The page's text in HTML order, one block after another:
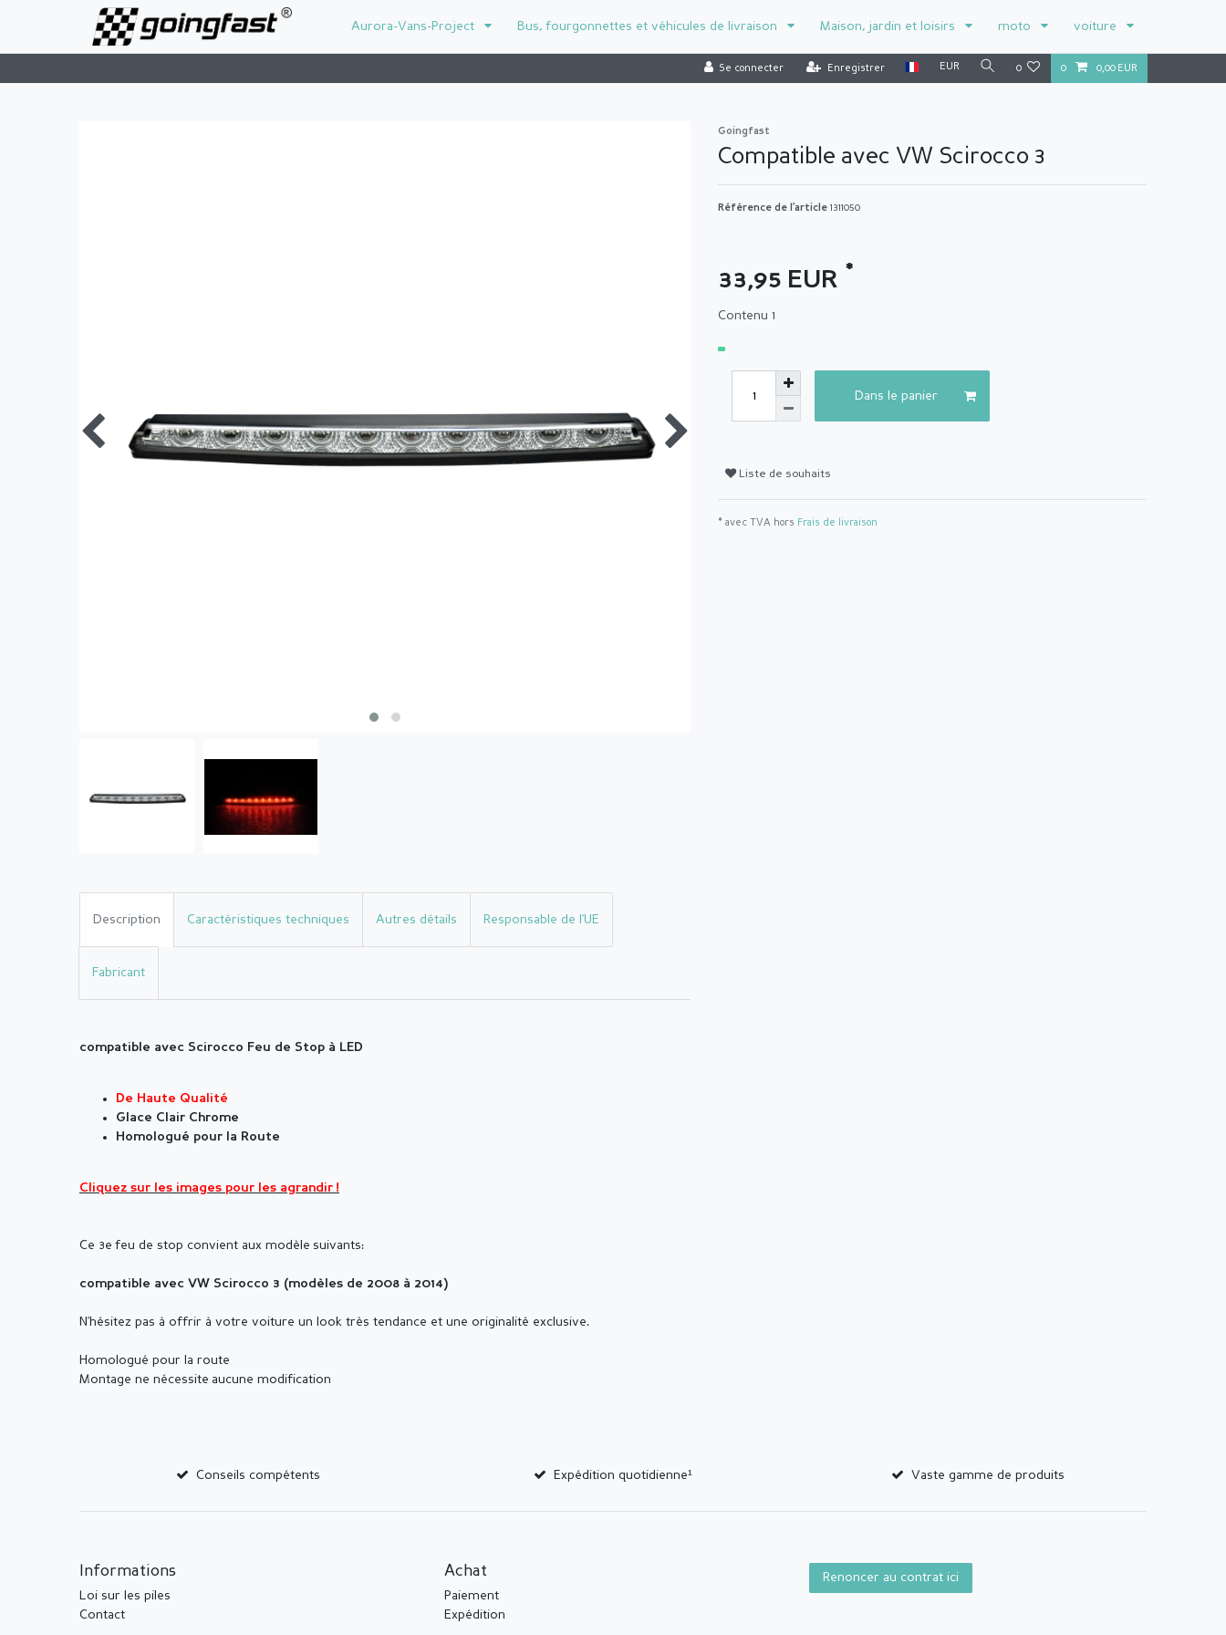
Aurora-Vans-Project Bus, fourgonnettes et véhicules de livraison Maison, jardin et loisirs moto voiture
Se connecter Enregistrer EUR 0 0 0,00 EUR
Goingfast
Compatible avec VW Scirocco 3
Référence de l’article 1311050
33,95 EUR *
Contenu 1
Dans le panier
Liste de souhaits
* avec TVA hors Frais de livraison
Description Caractéristiques techniques Autres détails Responsable de l'UE
Fabricant
compatible avec Scirocco Feu de Stop à LED
De Haute Qualité
Glace Clair Chrome
Homologué pour la Route
Cliquez sur les images pour les agrandir !
Ce 3e feu de stop convient aux modèle suivants:
compatible avec VW Scirocco 3 (modèles de 2008 à 2014)
N'hésitez pas à offrir à votre voiture un look très tendance et une originalité exclusive.
Homologué pour la route
Montage ne nécessite aucune modification
Conseils compétents Expédition quotidienne¹ Vaste gamme de produits
Informations
Loi sur les piles
Contact
Achat
Paiement
Expédition
Renoncer au contrat ici